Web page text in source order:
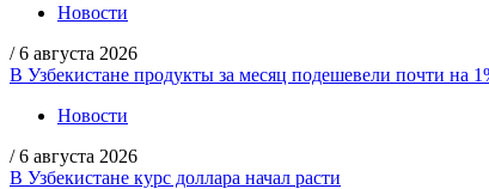
Новости
/ 6 августа 2026
В Узбекистане продукты за месяц подешевели почти на
Новости
/ 6 августа 2026
В Узбекистане курс доллара начал расти